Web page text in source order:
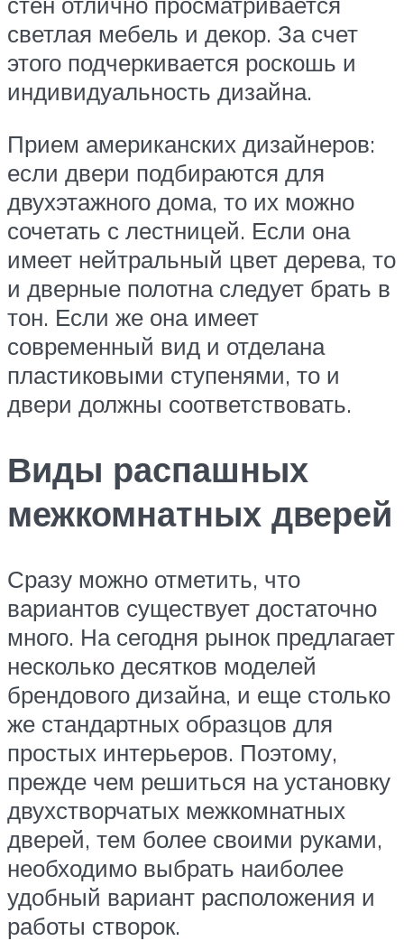
светлая мебель и декор. За счет
этого подчеркивается роскошь и
индивидуальность дизайна.
Прием американских дизайнеров:
если двери подбираются для
двухэтажного дома, то их можно
сочетать с лестницей. Если она
имеет нейтральный цвет дерева, то
и дверные полотна следует брать в
тон. Если же она имеет
современный вид и отделана
пластиковыми ступенями, то и
двери должны соответствовать.
Виды распашных
межкомнатных дверей
Сразу можно отметить, что
вариантов существует достаточно
много. На сегодня рынок предлагает
несколько десятков моделей
брендового дизайна, и еще столько
же стандартных образцов для
простых интерьеров. Поэтому,
прежде чем решиться на установку
двухстворчатых межкомнатных
дверей, тем более своими руками,
необходимо выбрать наиболее
удобный вариант расположения и
работы створок.